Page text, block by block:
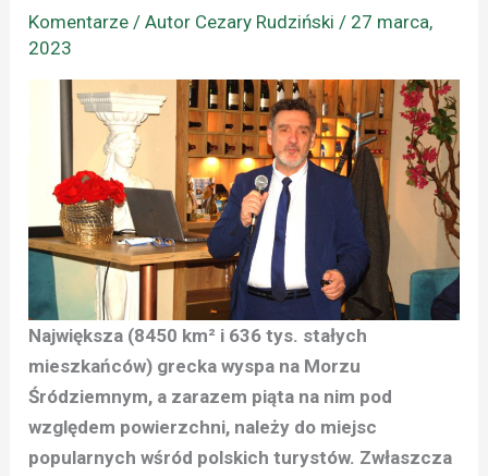
Komentarze / Autor Cezary Rudziński/ 27 marca,
2023
Największa (8450 km² i 636 tys. stałych
mieszkańców) grecka wyspa na Morzu
Śródziemnym, a zarazem piąta na nim pod
względem powierzchni, należy do miejsc
popularnych wśród polskich turystów. Zwłaszcza